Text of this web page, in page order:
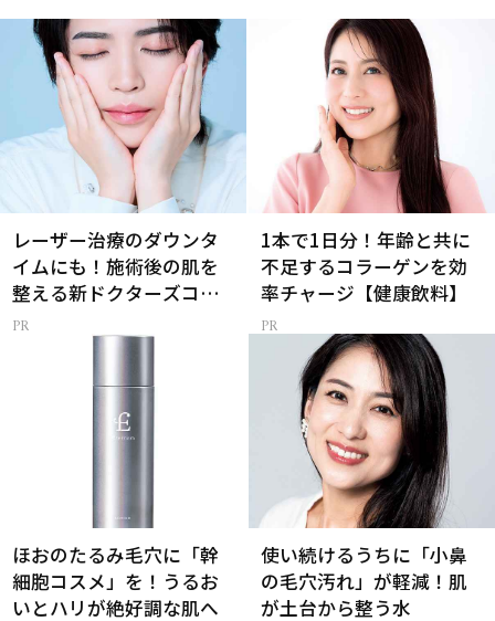
レーザー治療のダウンタ
イムにも！施術後の肌を
整える新ドクターズコス
メ
1本で1日分！年齢と共に
不足するコラーゲンを効
率チャージ【健康飲料】
ほおのたるみ毛穴に「幹
細胞コスメ」を！うるお
いとハリが絶好調な肌へ
使い続けるうちに「小鼻
の毛穴汚れ」が軽減！肌
が土台から整う水